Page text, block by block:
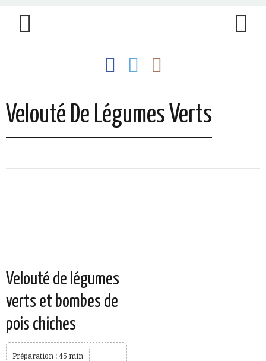
Velouté De Légumes Verts
Velouté de légumes
verts et bombes de
pois chiches
Préparation : 45 min